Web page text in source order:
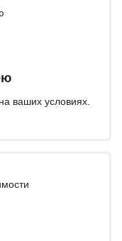
ваших условиях.